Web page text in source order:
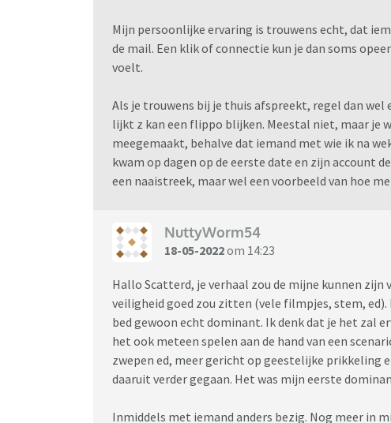
but your kink is okay
En omdat BDSM een zeer serieuze zaak is, ahum
een paar filmpjes
Mijn persoonlijke ervaring is trouwens echt, dat
de mail. Een klik of connectie kun je dan soms
voelt.
Als je trouwens bij je thuis afspreekt, regel dan wel
lijkt z kan een flippo blijken. Meestal niet, maar je
meegemaakt, behalve dat iemand met wie ik na
kwam op dagen op de eerste date en zijn account
een naaistreek, maar wel een voorbeeld van hoe
NuttyWorm54
18-05-2022om 14:23
Hallo Scatterd, je verhaal zou de mijne kunnen zijn
veiligheid goed zou zitten (vele filmpjes, stem,
bed gewoon echt dominant. Ik denk dat je het zal
het ook meteen spelen aan de hand van een
zwepen ed, meer gericht op geestelijke prikkeling
daaruit verder gegaan. Het was mijn eerste
Inmiddels met iemand anders bezig. Nog meer in